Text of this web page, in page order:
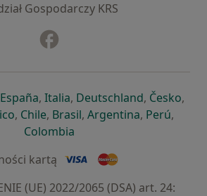
Gospodarczy KRS
w nowej karcie
się w nowej karcie
Españaotwiera się w nowej karcie
, Italiaotwiera się w nowej
, Deutschlandotwiera się
, Česko,
się w nowej karcie
otwiera się w nowej karcie
, Chileotwiera się w nowej karcie
, Brasilotwiera się w nowej
, Argentinaotwiera się
, Perú,
Colombia
kartą
(UE) 2022/2065 (DSA) art. 24: